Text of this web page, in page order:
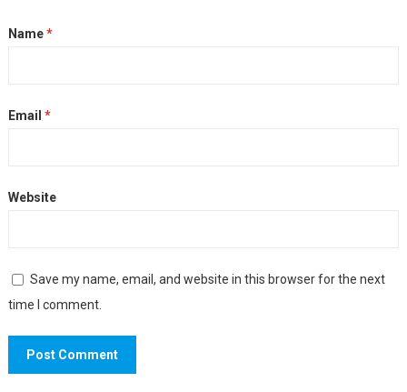
Name*
Email *
Website
Save my name, email, and website in this browser for the next
time I comment.